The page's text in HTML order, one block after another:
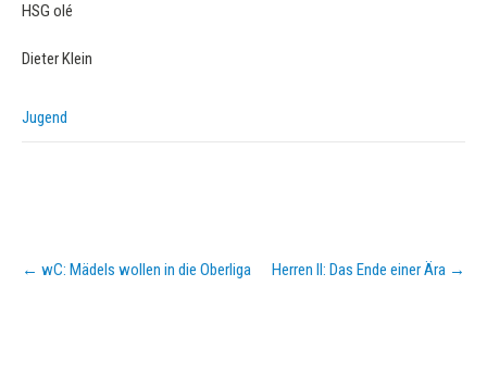
HSG olé
Dieter Klein
Jugend
Post
navigation
← wC: Mädels wollen in die Oberliga Herren II: Das Ende einer Ära →